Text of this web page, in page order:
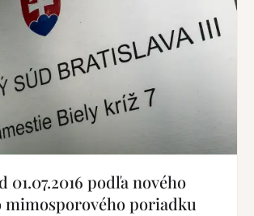
01.07.2016 podľa nového
mimosporového poriadku